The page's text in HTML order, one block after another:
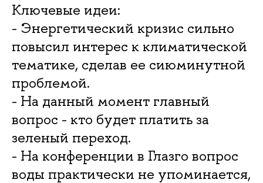
Ключевые идеи:
- Энергетический кризис сильно
повысил интерес к климатической
тематике, сделав ее сиюминутной
проблемой.
- На данный момент главный
вопрос - кто будет платить за
зеленый переход.
- На конференции в Глазго вопрос
воды практически не упоминается,